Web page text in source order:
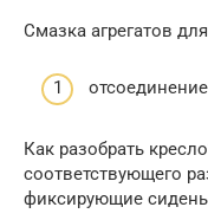
Смазка агрегатов
Как разобрать
соответствующего
фиксирующие